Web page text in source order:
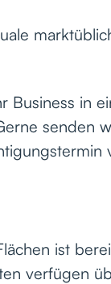
Business in
senden
ist
verfügen